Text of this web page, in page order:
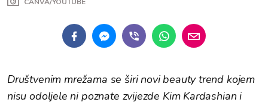
Društvenim mrežama se širi novi beauty trend kojem
nisu odoljele ni poznate zvijezde Kim Kardashian i